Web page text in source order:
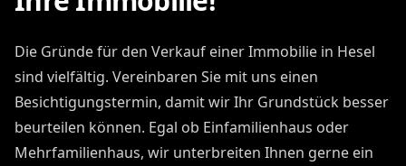
Die Gründe für den Verkauf einer Immobilie in Hesel
sind vielfältig. Vereinbaren Sie mit uns einen
Besichtigungstermin, damit wir Ihr Grundstück besser
beurteilen können. Egal ob Einfamilienhaus oder
Mehrfamilienhaus, wir unterbreiten Ihnen gerne ein